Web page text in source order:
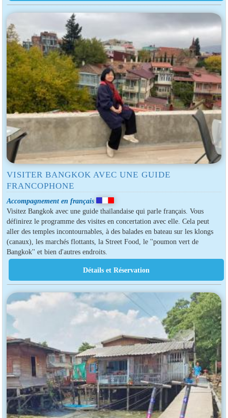
VISITER BANGKOK AVEC UNE GUIDE
FRANCOPHONE
Accompagnement en français
Visitez Bangkok avec une guide thaïlandaise qui parle français. Vous
définirez le programme des visites en concertation avec elle. Cela peut
aller des temples incontournables, à des balades en bateau sur les klongs
(canaux), les marchés flottants, la Street Food, le ''poumon vert de
Bangkok'' et bien d'autres endroits.